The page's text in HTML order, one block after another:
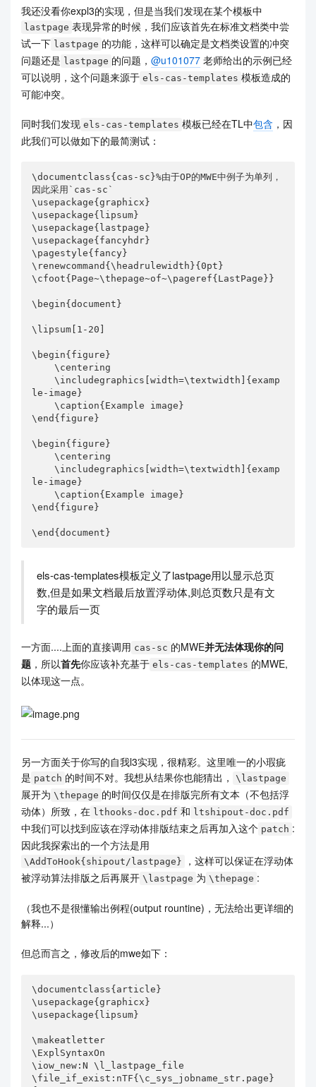
  \parbox[t]{\textwidth}
  {
    ~  \hfill Page~ \thepage {} ~of~ \lastpage }
}
\cs_set_eq:NN \@evenfoot \__first_foot:
\cs_set_eq:NN \@oddfoot \__first_foot:
\ExplSyntaxOff
\makeatother
\begin{document}
\begin{figure}
    \centering
    \includegraphics[width=\textwidth]{1}
    \caption{Example image}
\end{figure}
\begin{figure}
    \includegraphics[width=\textwidth]{1}
\end{figure}
\begin{figure}
    \caption{Example image}
\end{figure}
\begin{figure}
    \centering
    \caption{Example image}
\end{figure}
我还没看你expl3的实现，但是当我们发现在某个模板中
lastpage 表现异常的时候，我们应该首先在标准文档类中尝
试一下 lastpage 的功能，这样可以确定是文档类设置的冲突
问题还是 lastpage 的问题， @u101077 老师给出的示例已经
可以说明，这个问题来源于 els-cas-templates 模板造成的
可能冲突。
同时我们发现 els-cas-templates 模板已经在TL中包含 ，因
此我们可以做如下的最简测试：
\documentclass{cas-sc}%由于OP的MWE中例子为单列，
因此采用`cas-sc`
\usepackage{graphicx}
\usepackage{lipsum}
\usepackage{lastpage}
\usepackage{fancyhdr}
\pagestyle{fancy}
\renewcommand{\headrulewidth}{0pt}
\cfoot{Page~\thepage~of~\pageref{LastPage}}
\begin{document}
\lipsum[1-20]
\begin{figure}
    \centering
    \includegraphics[width=\textwidth]{examp
le-image}
    \caption{Example image}
\end{figure}
\begin{figure}
    \centering
    \includegraphics[width=\textwidth]{examp
le-image}
    \caption{Example image}
\end{figure}
\end{document}
els-cas-templates模板定义了lastpage用以显示总页
数,但是如果文档最后放置浮动体,则总页数只是有文
字的最后一页
一方面....上面的直接调用 cas-sc 的MWE并无法体现你的问
题 ，所以首先你应该补充基于 els-cas-templates 的MWE,
以体现这一点。
另一方面关于你写的自我l3实现，很精彩。这里唯一的小瑕疵
是 patch 的时间不对。我想从结果你也能猜出， \lastpage
展开为 \thepage 的时间仅仅是在排版完所有文本（不包括浮
动体）所致，在 lthooks-doc.pdf 和 ltshipout-doc.pdf
中我们可以找到应该在浮动体排版结束之后再加入这个 patch :
因此我探索出的一个方法是用
\AddToHook{shipout/lastpage}
，这样可以保证在浮动体
被浮动算法排版之后再展开 \lastpage 为 \thepage :
（我也不是很懂输出例程(output rountine)，无法给出更详细的
解释...）
但总而言之，修改后的mwe如下：
\documentclass{article}
\usepackage{graphicx}
\usepackage{lipsum}
\makeatletter
\ExplSyntaxOn
\iow_new:N \l_lastpage_file
\file_if_exist:nTF{\c_sys_jobname_str.page}